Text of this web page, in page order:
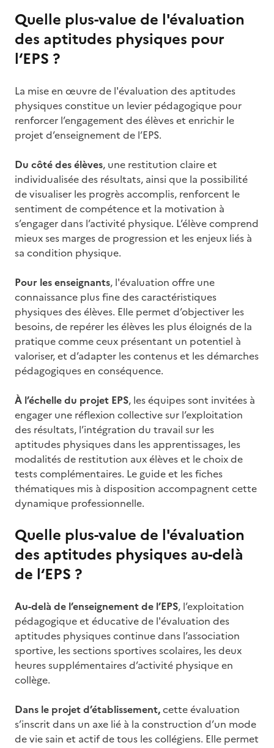
Quelle plus-value de l'évaluation
des aptitudes physiques pour
l‘EPS ?
La mise en œuvre de l'évaluation des aptitudes
physiques constitue un levier pédagogique pour
renforcer l’engagement des élèves et enrichir le
projet d’enseignement de l’EPS.
Du côté des élèves, une restitution claire et
individualisée des résultats, ainsi que la possibilité
de visualiser les progrès accomplis, renforcent le
sentiment de compétence et la motivation à
s’engager dans l’activité physique. L’élève comprend
mieux ses marges de progression et les enjeux liés à
sa condition physique.
Pour les enseignants, l'évaluation offre une
connaissance plus fine des caractéristiques
physiques des élèves. Elle permet d’objectiver les
besoins, de repérer les élèves les plus éloignés de la
pratique comme ceux présentant un potentiel à
valoriser, et d’adapter les contenus et les démarches
pédagogiques en conséquence.
À l’échelle du projet EPS, les équipes sont invitées à
engager une réflexion collective sur l’exploitation
des résultats, l’intégration du travail sur les
aptitudes physiques dans les apprentissages, les
modalités de restitution aux élèves et le choix de
tests complémentaires. Le guide et les fiches
thématiques mis à disposition accompagnent cette
dynamique professionnelle.
Quelle plus-value de l'évaluation
des aptitudes physiques au-delà
de l‘EPS ?
Au-delà de l’enseignement de l’EPS, l’exploitation
pédagogique et éducative de l'évaluation des
aptitudes physiques continue dans l’association
sportive, les sections sportives scolaires, les deux
heures supplémentaires d’activité physique en
collège.
Dans le projet d’établissement,cette évaluation
s’inscrit dans un axe lié à la construction d’un mode
de vie sain et actif de tous les collégiens. Elle permet